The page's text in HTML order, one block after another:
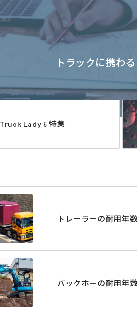
トラックに携わ
Truck Lady 5 特集
トレーラーの耐用年
バックホーの耐用年